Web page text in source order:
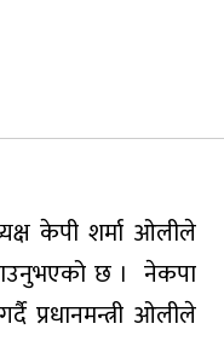
केपी शर्मा ओलीले
छ । नेकपा
ओलीले